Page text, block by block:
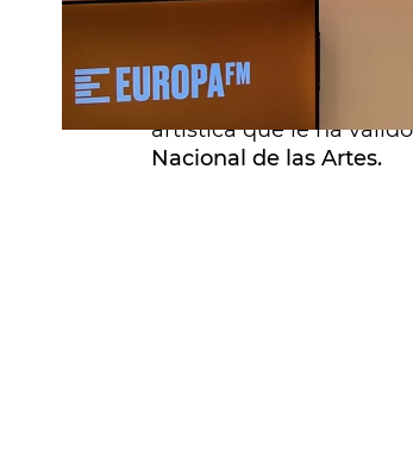
último álbum Manual
Por ello, no es de
"el artista que mejor
artística que le ha
Nacional de las Artes.